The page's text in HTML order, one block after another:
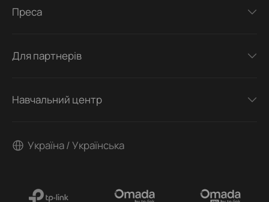
Преса
Для партнерів
Навчальний центр
Україна / Українська